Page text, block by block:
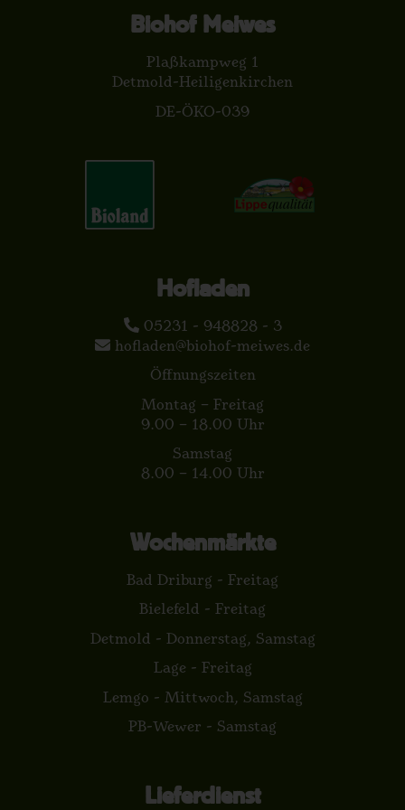
Biohof Meiwes
Plaßkampweg 1
Detmold-Heiligenkirchen
DE-ÖKO-039
Hofladen
05231 - 948828 - 3
hofladen@biohof-meiwes.de
Öffnungszeiten
Montag – Freitag
9.00 – 18.00 Uhr
Samstag
8.00 – 14.00 Uhr
Wochenmärkte
Bad Driburg - Freitag
Bielefeld - Freitag
Detmold - Donnerstag, Samstag
Lage - Freitag
Lemgo - Mittwoch, Samstag
PB-Wewer - Samstag
Lieferdienst